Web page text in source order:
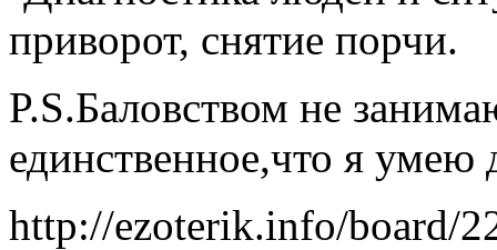
приворот, снятие порчи.
P.S.Баловством не
единственное,что я умею
http://ezoterik.info/board/